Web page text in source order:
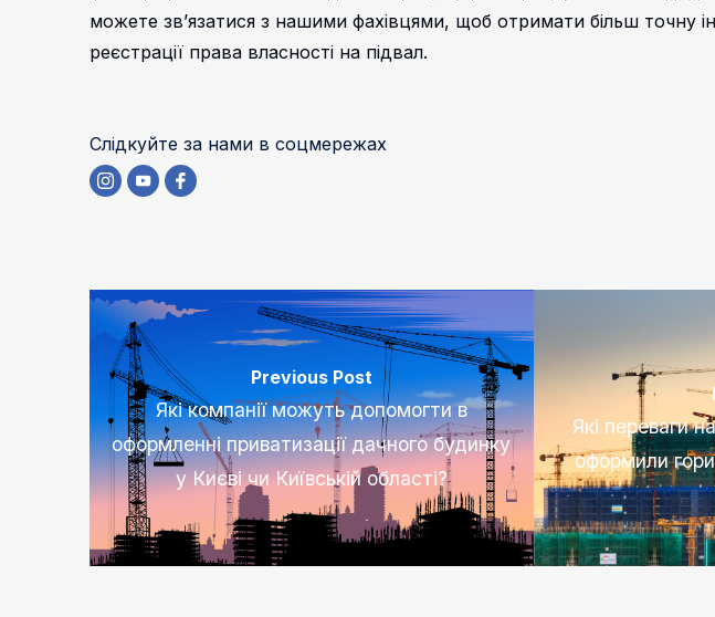
можете зв’язатися з нашими фахівцями, щоб отримати більш точну
реєстрації права власності на підвал.
Слідкуйте за нами в соцмережах
Previous Post
Які компанії можуть допомогти в
оформленні приватизації дачного будинку
у Києві чи Київській області?
Які переваги
оформили